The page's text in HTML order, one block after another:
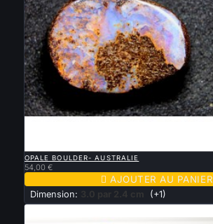
OPALE BOULDER- AUSTRALIE
54,00 €
 AJOUTER AU PANIER
Dimension: 3.0 par 2.4 cm (+1)